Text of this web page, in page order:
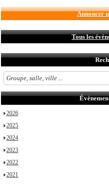
Annoncer
Tous les
2026
2025
2024
2023
2022
2021